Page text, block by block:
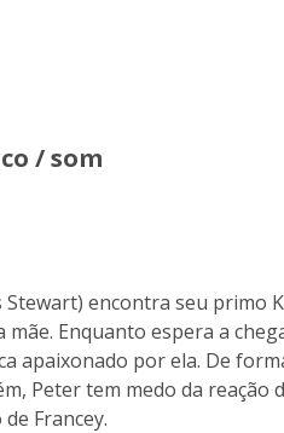
/ som
encontra seu primo
Enquanto espera a
apaixonado por ela. De
Peter tem medo da reação
Francey.